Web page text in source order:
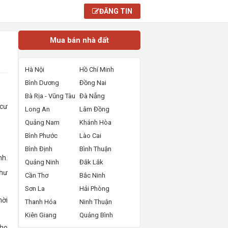
ĐĂNG TIN
Mua bán nhà đất
Hà Nội
Hồ Chí Minh
Bình Dương
Đồng Nai
Bà Rịa - Vũng Tàu Đà Nẵng
Long An
Lâm Đồng
Quảng Nam
Khánh Hòa
Bình Phước
Lào Cai
Bình Định
Bình Thuận
Quảng Ninh
Đắk Lắk
Cần Thơ
Bắc Ninh
Sơn La
Hải Phòng
Thanh Hóa
Ninh Thuận
Kiên Giang
Quảng Bình